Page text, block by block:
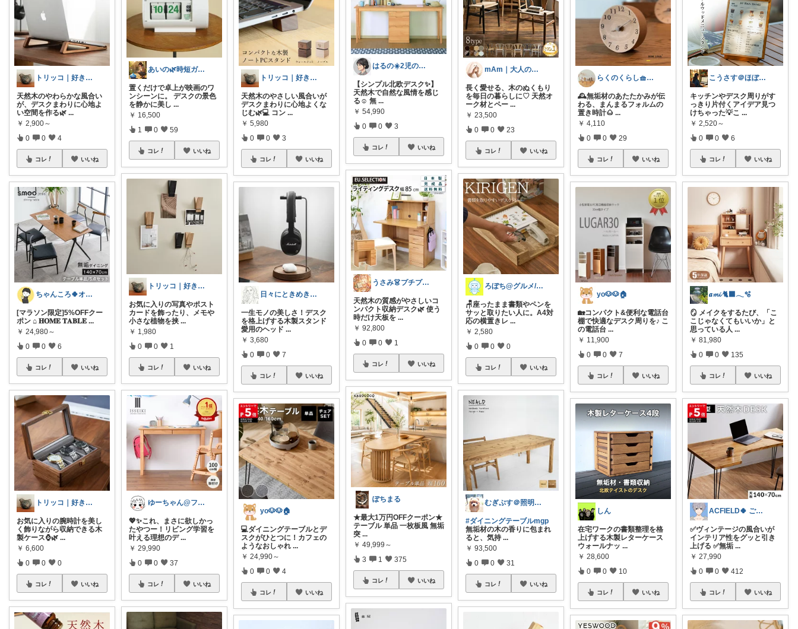
トリッコ｜好きな雑貨・インテリア
天然木のやわらかな風合い
が、デスクまわりに心地よ
い空間を作る🌿 ...
￥ 2,900～
0 0 4
コレ いいね
ちゃんころ🍀オリ写/インテリア/キッズ
[マラソン限定]5%OFFクー
ポン ⌂ 𝐇𝐎𝐌𝐄 𝐓𝐀𝐁𝐋𝐄 ...
￥ 24,980～
0 0 6
コレ いいね
トリッコ｜好きな雑貨・インテリア
お気に入りの腕時計を美し
く飾りながら収納できる木
製ケース⌚🌿 ...
￥ 6,600
0 0 0
コレ いいね
あいの🌿時短ガジェットと賢い暮らし
置くだけで卓上が映画のワ
ンシーンに。 デスクの景色
を静かに美し ...
￥ 16,500
1 0 59
コレ いいね
トリッコ｜好きな雑貨・インテリア
お気に入りの写真やポスト
カードを飾ったり、メモや
小さな植物を挟 ...
￥ 1,980
0 0 1
コレ いいね
ゆーちゃん@フォロワーさまから購入💕
💖✨これ、まさに欲しかっ
たやつー！リビング学習を
叶える理想のデ ...
￥ 29,990
0 0 37
コレ いいね
トリッコ｜好きな雑貨・インテリア
天然木のやさしい風合いが
デスクまわりに心地よくな
じむ🌿💻 コン ...
￥ 5,980
0 0 3
コレ いいね
日々にときめきを♡小さなご褒美 編集室
一生モノの美しさ！デスク
を格上げする木製スタンド
愛用のヘッド ...
￥ 3,680
0 0 7
コレ いいね
yo🐶🐶🏠
💻ダイニングテーブルとデ
スクがひとつに！カフェの
ようなおしゃれ ...
￥ 24,990～
0 0 4
コレ いいね
はるの☀️2児のママ𓂃◌𓈒𓐍
【シンプル北欧デスク✨】
天然木で自然な風情を感じ
る☺️ 無 ...
￥ 54,990
0 0 3
コレ いいね
うさみ👗プチプラで叶える大人コーデ
天然木の質感がやさしいコ
ンパクト収納デスク🌿 使う
時だけ天板を ...
￥ 92,800
0 0 1
コレ いいね
ぽちまる
★最大1万円OFFクーポン★
テーブル 単品 一枚板風 無垢
突 ...
￥ 49,999～
3 1 375
コレ いいね
mAm｜大人のご褒美セレクト
長く愛せる、木のぬくもり
を毎日の暮らしに♡ 天然オ
ーク材とペー ...
￥ 23,500
0 0 23
コレ いいね
ろぼち@グルメ/キッチン雑貨
🪑座ったまま書類やペンを
サッと取りたい人に。A4対
応の横置きレ ...
￥ 2,580
0 0 0
コレ いいね
むぎぷす＠照明とインテリアと北欧食器
#ダイニングテーブルmgp
無垢材の木の香りに包まれ
ると、気持 ...
￥ 93,500
0 0 31
コレ いいね
らくのくらし🧺手しごとで暮らしを整える
🕰️無垢材のあたたかみが伝
わる、まんまるフォルムの
置き時計🌰...
￥ 4,110
0 0 29
コレ いいね
yo🐶🐶🏠
🏡コンパクト&便利な電話台
棚で快適なデスク周りを♪ こ
の電話台 ...
￥ 11,900
0 0 7
コレ いいね
しん
在宅ワークの書類整理を格
上げする木製レターケース
ウォールナッ ...
￥ 28,600
0 0 10
コレ いいね
こうさす＠ほぼ毎日更新
キッチンやデスク周りがす
っきり片付くアイデア見つ
けちゃった💡こ ...
￥ 2,520～
0 0 6
コレ いいね
𝒂𝓶𝓲 🐈‍⬛𓂃🫧‪
🪞 メイクをするたび、「こ
こじゃなくてもいいか」と
思っている人 ...
￥ 81,980
0 0 135
コレ いいね
ACFIELD🍀 ご購入感謝です
✅ヴィンテージの風合いが
インテリア性をグッと引き
上げる ✅無垢 ...
￥ 27,990
0 0 412
コレ いいね